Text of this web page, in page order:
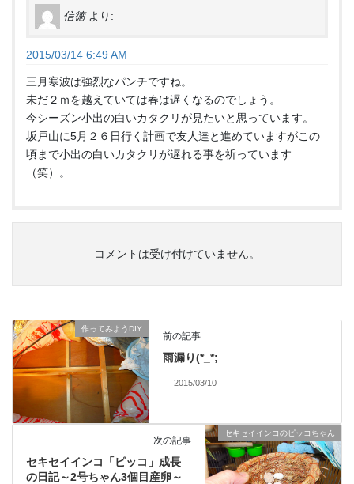
信徳 より:
2015/03/14 6:49 AM
三月寒波は強烈なパンチですね。
未だ２ｍを越えていては春は遅くなるのでしょう。
今シーズン小出の白いカタクリが見たいと思っています。
坂戸山に5月２６日行く計画で友人達と進めていますがこの
頃まで小出の白いカタクリが遅れる事を祈っています
（笑）。
コメントは受け付けていません。
作ってみようDIY
前の記事
雨漏り(*_*;
2015/03/10
セキセイインコのピッコちゃん
次の記事
セキセイインコ「ピッコ」成長
の日記～2号ちゃん3個目産卵～